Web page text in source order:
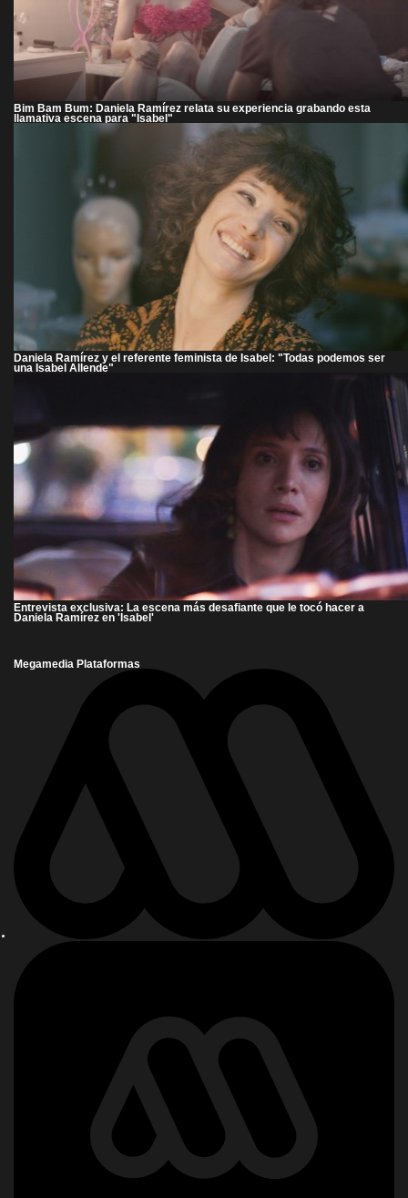
Bim Bam Bum: Daniela Ramírez relata su experiencia grabando esta
llamativa escena para "Isabel"
Daniela Ramírez y el referente feminista de Isabel: "Todas podemos ser
una Isabel Allende"
Entrevista exclusiva: La escena más desafiante que le tocó hacer a
Daniela Ramírez en 'Isabel'
Megamedia Plataformas